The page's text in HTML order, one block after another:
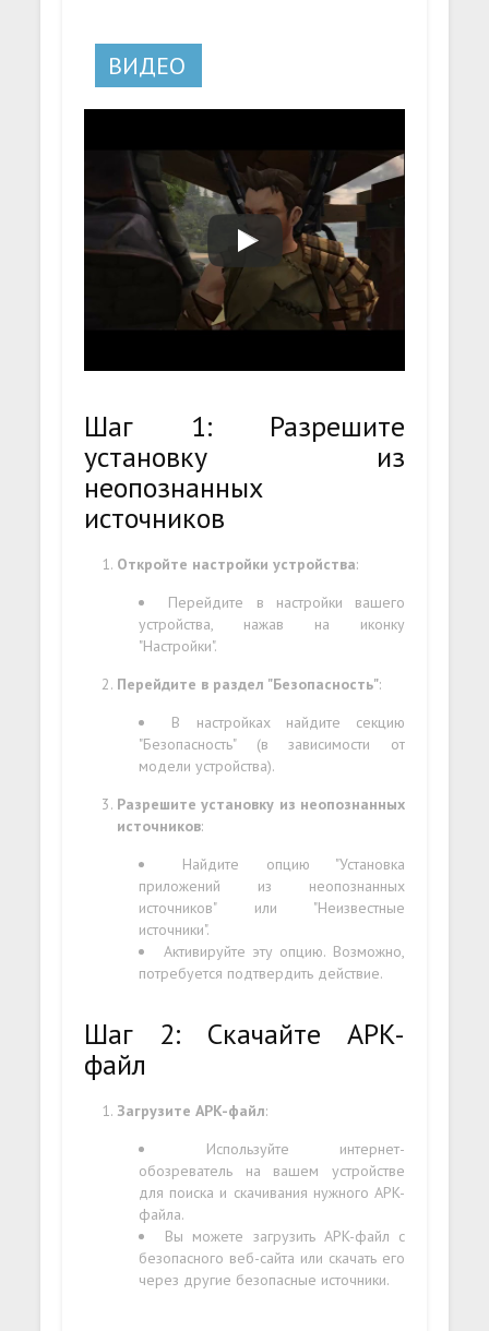
ВИДЕО
Шаг 1: Разрешите
установку из
неопознанных
источников
Откройте настройки устройства:
Перейдите в настройки вашего
устройства, нажав на иконку
"Настройки".
Перейдите в раздел "Безопасность":
В настройках найдите секцию
"Безопасность" (в зависимости от
модели устройства).
Разрешите установку из неопознанных
источников:
Найдите опцию "Установка
приложений из неопознанных
источников" или "Неизвестные
источники".
Активируйте эту опцию. Возможно,
потребуется подтвердить действие.
Шаг 2: Скачайте APK-
файл
Загрузите APK-файл:
Используйте интернет-
обозреватель на вашем устройстве
для поиска и скачивания нужного APK-
файла.
Вы можете загрузить APK-файл с
безопасного веб-сайта или скачать его
через другие безопасные источники.